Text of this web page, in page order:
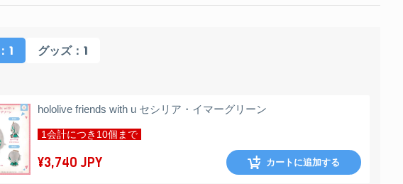
：1 グッズ：1
hololive friends with u セシリア・イマーグリーン
1会計につき10個まで
¥3,740 JPY カートに追加する